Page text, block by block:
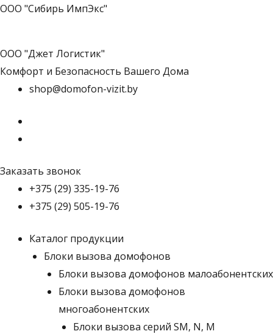
ООО "Сибирь ИмпЭкс"
ООО "Джет Логистик"
Комфорт и Безопасность Вашего Дома
shop@domofon-vizit.by
Заказать звонок
+375 (29) 335-19-76
+375 (29) 505-19-76
Каталог продукции
Блоки вызова домофонов
Блоки вызова домофонов малоабонентских
Блоки вызова домофонов
многоабонентских
Блоки вызова серий SM, N, M